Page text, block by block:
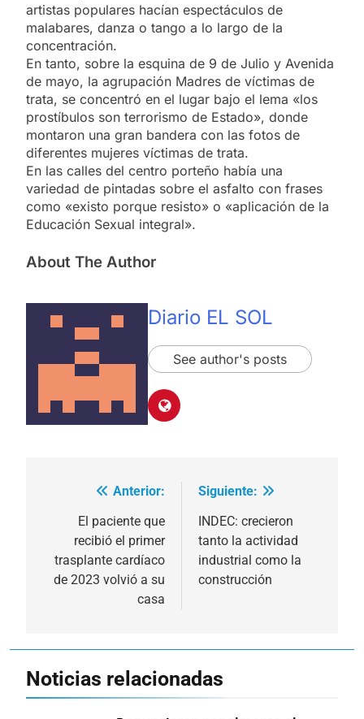
artistas populares hacían espectáculos de
malabares, danza o tango a lo largo de la
concentración.
En tanto, sobre la esquina de 9 de Julio y Avenida
de mayo, la agrupación Madres de víctimas de
trata, se concentró en el lugar bajo el lema «los
prostíbulos son terrorismo de Estado», donde
montaron una gran bandera con las fotos de
diferentes mujeres víctimas de trata.
En las calles del centro porteño había una
variedad de pintadas sobre el asfalto con frases
como «existo porque resisto» o «aplicación de la
Educación Sexual integral».
About The Author
Diario EL SOL
See author's posts
Navegación
entradas
Anterior:
El paciente que
recibió el primer
trasplante cardíaco
de 2023 volvió a su
casa
Siguiente:
INDEC: crecieron
tanto la actividad
industrial como la
construcción
Noticias relacionadas